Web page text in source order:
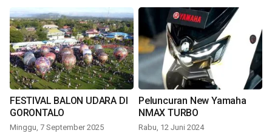
FESTIVAL BALON UDARA DI
GORONTALO
Minggu, 7 September 2025
Peluncuran New Yamaha
NMAX TURBO
Rabu, 12 Juni 2024